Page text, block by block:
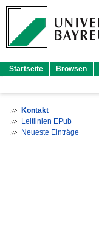
Startseite Browsen
Kontakt
Leitlinien EPub
Neueste Einträge